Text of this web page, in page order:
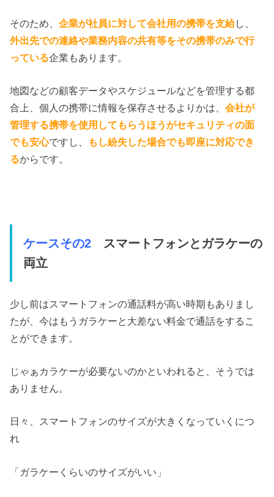
そのため、企業が社員に対して会社用の携帯を支給し、
外出先での連絡や業務内容の共有等をその携帯のみで行
っている企業もあります。
地図などの顧客データやスケジュールなどを管理する都
合上、個人の携帯に情報を保存させるよりかは、会社が
管理する携帯を使用してもらうほうがセキュリティの面
でも安心ですし、
もし紛失した場合でも即座に対応でき
るからです。
ケースその2スマートフォンとガラケーの
両立
少し前はスマートフォンの通話料が高い時期もありまし
たが、今はもうガラケーと大差ない料金で通話をするこ
とができます。
じゃぁカラケーが必要ないのかといわれると、そうでは
ありません。
日々、スマートフォンのサイズが大きくなっていくにつ
れ
「ガラケーくらいのサイズがいい」